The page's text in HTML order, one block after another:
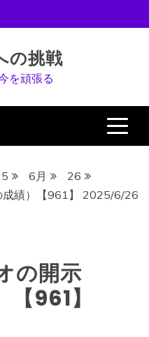
の挑戦
を頑張る
6月
26
成績）【961】 2025/6/26
の開示
【961】